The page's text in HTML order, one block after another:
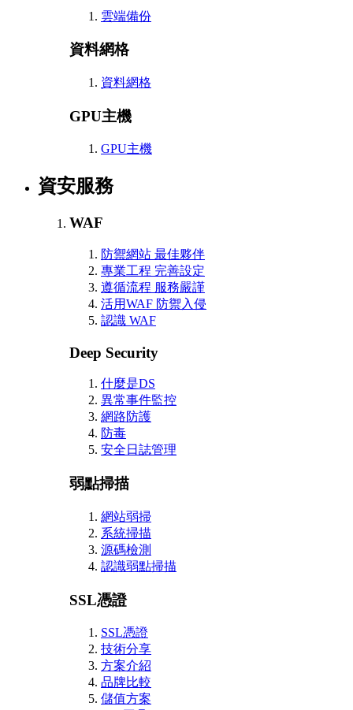
雲端備份
資料網格
資料網格
GPU主機
GPU主機
資安服務
WAF
防禦網站 最佳夥伴
專業工程 完善設定
遵循流程 服務嚴謹
活用WAF 防禦入侵
認識 WAF
Deep Security
什麼是DS
異常事件監控
網路防護
防毒
安全日誌管理
弱點掃描
網站弱掃
系統掃描
源碼檢測
認識弱點掃描
SSL憑證
SSL憑證
技術分享
方案介紹
品牌比較
儲值方案